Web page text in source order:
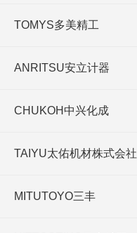
TOMYS多美精工
ANRITSU安立计器
CHUKOH中兴化成
TAIYU太佑机材株式会社
MITUTOYO三丰